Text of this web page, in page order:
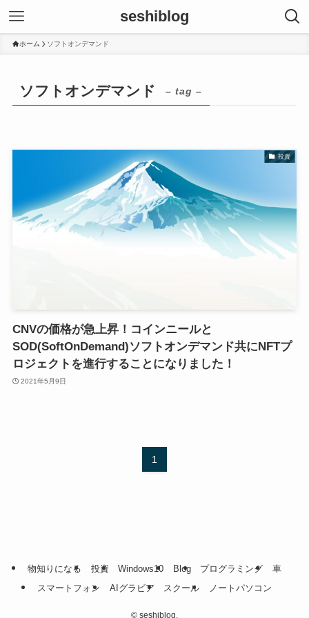
seshiblog
ホーム ソフトオンデマンド
ソフトオンデマンド – tag –
投資
CNVの価格が急上昇！コインニールと
SOD(SoftOnDemand)ソフトオンデマンド共にNFTプ
ロジェクトを進行することになりました！
2021年5月9日
1
物知りになる 投資 Windows10 Blog プログラミング
車
スマートフォン
AIグラビア スクール ノートパソコン
© seshiblog.